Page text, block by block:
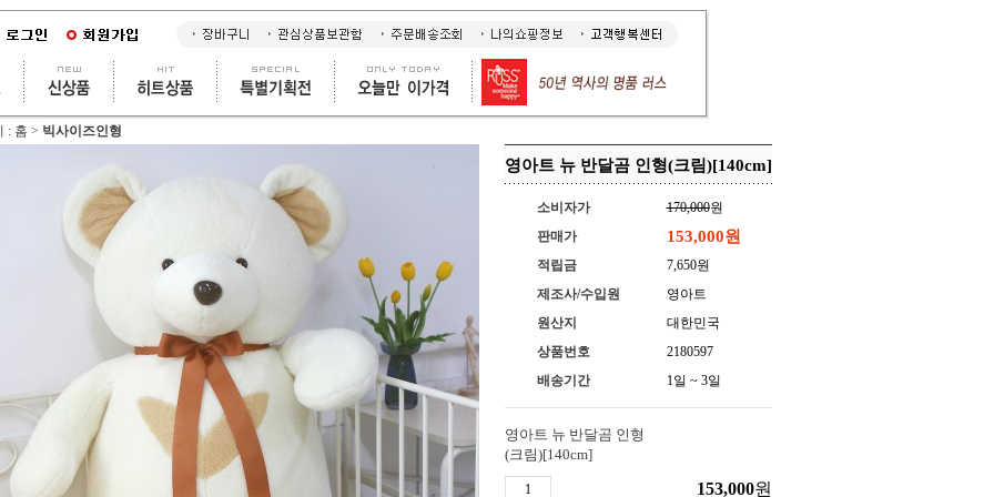
: 홈 > 빅사이즈인형
영아트 뉴 반달곰 인형(크림)[140cm]
소비자가 170,000원
판매가
153,000원
적립금
7,650원
제조사/수입원
영아트
원산지
대한민국
상품번호
2180597
배송기간
1일 ~ 3일
영아트 뉴 반달곰 인형
(크림)[140cm]
153,000원